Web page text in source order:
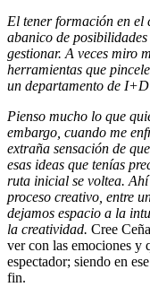
El tener formación en el
abanico de
gestionar. A veces miro
herramientas que
un departamento de
Pienso mucho lo que
embargo, cuando me
extraña sensación de
esas ideas que tenías
ruta inicial se voltea.
proceso creativo, entre
dejamos espacio a la
la creatividad. Cree
ver con las emociones y
espectador; siendo en
fin.